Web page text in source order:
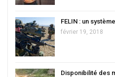
FELIN : un
février 19, 2018
Disponibilité des